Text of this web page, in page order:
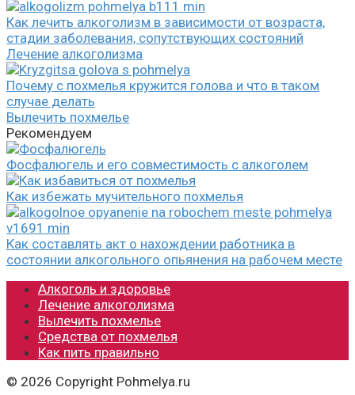
Как лечить алкоголизм в зависимости от возраста,
стадии заболевания, сопутствующих состояний
Лечение алкоголизма
Почему с похмелья кружится голова и что в таком
случае делать
Вылечить похмелье
Рекомендуем
Фосфалюгель и его совместимость с алкоголем
Как избежать мучительного похмелья
Как составлять акт о нахождении работника в
состоянии алкогольного опьянения на рабочем месте
Алкоголь и здоровье
Лечение алкоголизма
Вылечить похмелье
Средства от похмелья
Как пить правильно
© 2026 Copyright Pohmelya.ru